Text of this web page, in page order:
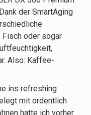
der SmartAging
oder sogar
Also: Kaffee-
ins refreshing
mit ordentlich
hatte ich vorher